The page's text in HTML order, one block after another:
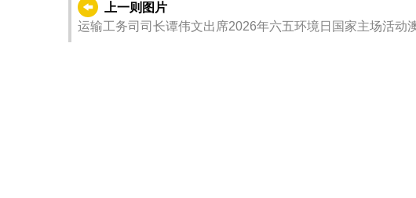
上一则图片
运输工务司司长谭伟文出席2026年六五环境日国家主场活动